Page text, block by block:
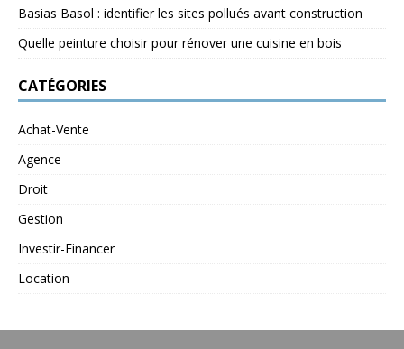
Basias Basol : identifier les sites pollués avant construction
Quelle peinture choisir pour rénover une cuisine en bois
CATÉGORIES
Achat-Vente
Agence
Droit
Gestion
Investir-Financer
Location